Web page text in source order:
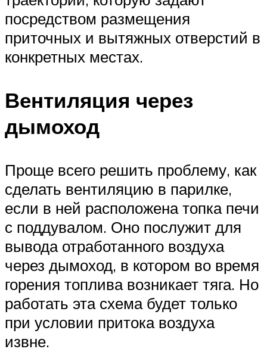
посредством размещения
приточных и вытяжных отверстий в
конкретных местах.
Вентиляция через
дымоход
Проще всего решить проблему, как
сделать вентиляцию в парилке,
если в ней расположена топка печи
с поддувалом. Оно послужит для
вывода отработанного воздуха
через дымоход, в котором во время
горения топлива возникает тяга. Но
работать эта схема будет только
при условии притока воздуха
извне.